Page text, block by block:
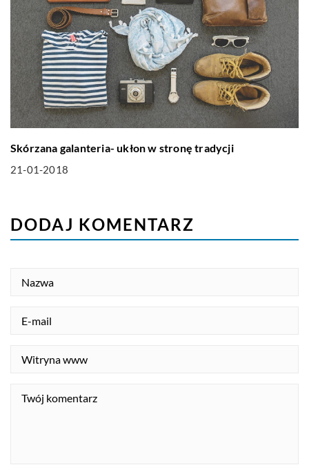
Skórzana galanteria- ukłon w stronę tradycji
21-01-2018
DODAJ KOMENTARZ